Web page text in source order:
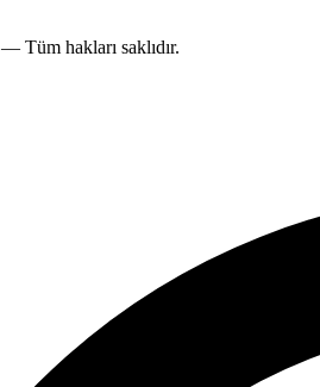
— Tüm hakları saklıdır.